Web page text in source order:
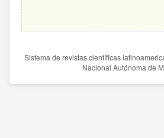
Sistema de revistas científicas
Nacional Autónoma de